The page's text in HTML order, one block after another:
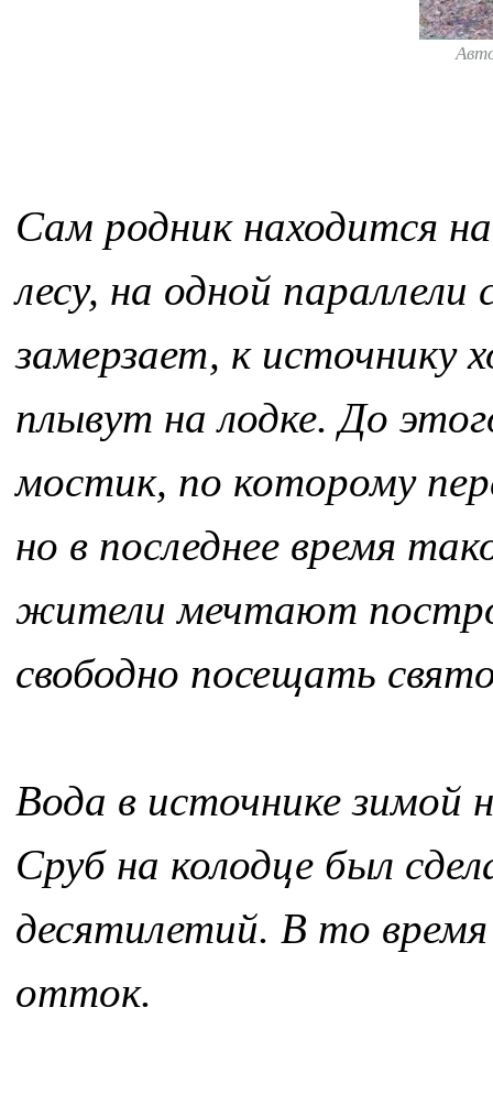
Сам родник находится
лесу, на одной
замерзает, к источнику
плывут на лодке. До
мостик, по которому
но в последнее время
жители мечтают
свободно посещать
Вода в источнике зимой
Сруб на колодце был
десятилетий. В то
отток.